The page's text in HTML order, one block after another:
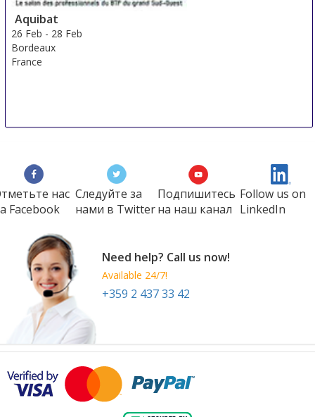
Aquibat
26 Feb - 28 Feb
Bordeaux
France
нас
Faсеbook
Следуйте за
нами в Twitter
Подпишитесь
на наш канал
Follow us on
LinkedIn
Need help? Call us now!
Available 24/7!
+359 2 437 33 42